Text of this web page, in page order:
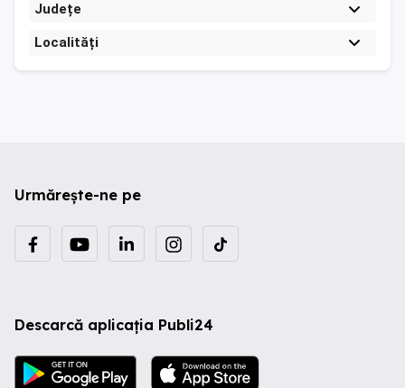
Județe
Localități
Urmărește-ne pe
Descarcă aplicația Publi24